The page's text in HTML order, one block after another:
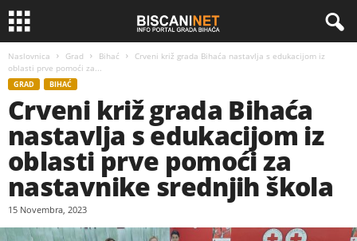
Naslovnica Grad Bihać
Crveni križ grada Bihaća nastavlja s edukacijom iz
oblasti prve pomoći za...
GRAD BIHAĆ
Crveni križ grada Bihaća
nastavlja s edukacijom iz
oblasti prve pomoći za
nastavnike srednjih škola
15 Novembra, 2023